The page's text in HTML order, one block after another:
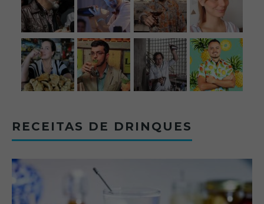
RECEITAS DE DRINQUES